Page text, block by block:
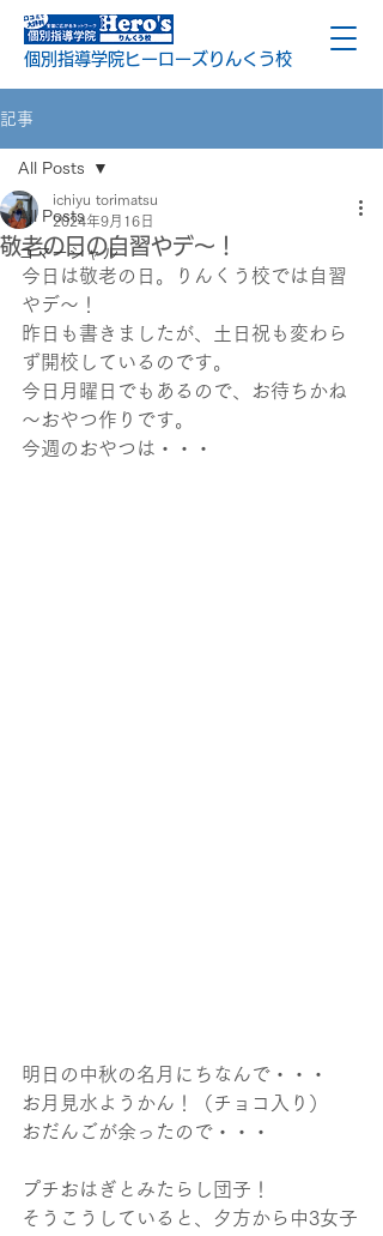
個別指導学院ヒーローズりんくう校
記事
All Posts
コマーシャル
All Posts
敬老の日の自習やデ～！
ichiyu torimatsu
2024年9月16日
今日は敬老の日。りんくう校では自習
やデ～！
昨日も書きましたが、土日祝も変わら
ず開校しているのです。
今日月曜日でもあるので、お待ちかね
～おやつ作りです。
今週のおやつは・・・
明日の中秋の名月にちなんで・・・
お月見水ようかん！（チョコ入り）
おだんごが余ったので・・・
プチおはぎとみたらし団子！
そうこうしていると、夕方から中3女子